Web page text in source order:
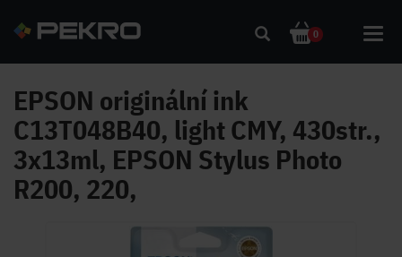
0
EPSON originální ink
C13T048B40, light CMY, 430str.,
3x13ml, EPSON Stylus Photo
R200, 220,